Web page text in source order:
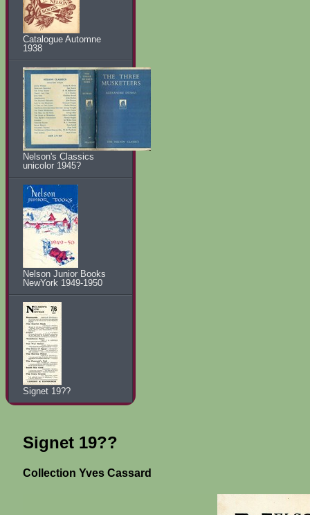
Catalogue Automne
1938
Nelson's Classics
unicolor 1945?
Nelson Junior Books
NewYork 1949-1950
Signet 19??
Signet 19??
Collection Yves Cassard